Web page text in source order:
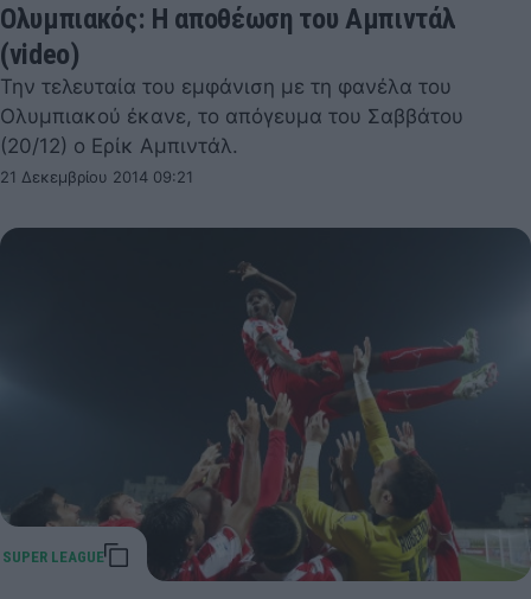
Ολυμπιακός: Η αποθέωση του Αμπιντάλ
(video)
Την τελευταία του εμφάνιση με τη φανέλα του
Ολυμπιακού έκανε, το απόγευμα του Σαββάτου
(20/12) ο Ερίκ Αμπιντάλ.
21 Δεκεμβρίου 2014 09:21